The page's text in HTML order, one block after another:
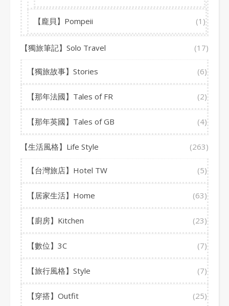
【龐貝】Pompeii (1)
【獨旅筆記】Solo Travel (17)
【獨旅故事】Stories (6)
【那年法國】Tales of FR (2)
【那年英國】Tales of GB (4)
【生活風格】Life Style (263)
【台灣旅店】Hotel TW (5)
【居家生活】Home (63)
【廚房】Kitchen (23)
【數位】3C (7)
【旅行風格】Style (7)
【穿搭】Outfit (25)